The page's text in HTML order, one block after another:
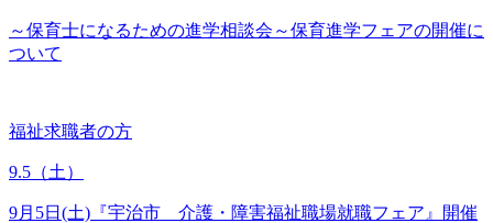
～保育士になるための進学相談会～保育進学フェアの開催に
ついて
福祉求職者の方
9.5 （土）
9月5日(土)『宇治市 介護・障害福祉職場就職フェア』開催